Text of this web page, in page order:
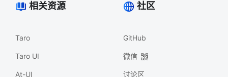
相关资源
Taro
Taro UI
At-UI
社区
GitHub
微信
讨论区